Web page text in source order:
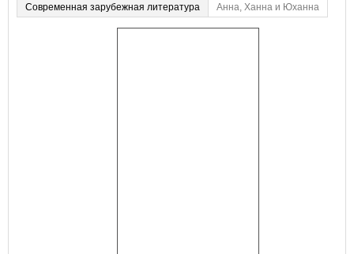
Современная зарубежная литература
Анна, Ханна и Юханна